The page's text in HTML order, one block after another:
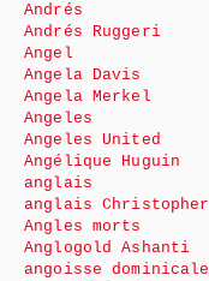
Andrés
Andrés Ruggeri
Angel
Angela Davis
Angela Merkel
Angeles
Angeles United
Angélique Huguin
anglais
anglais Christopher
Angles morts
Anglogold Ashanti
angoisse dominicale